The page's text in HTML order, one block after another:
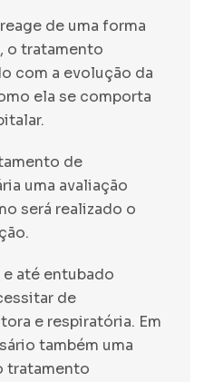
de uma forma
o tratamento
com a evolução da
ela se comporta
de
uma avaliação
será realizado o
até entubado
de
e respiratória. Em
também uma
tratamento